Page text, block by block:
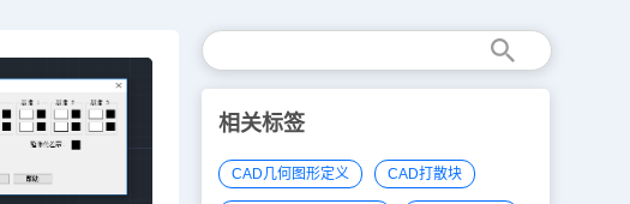
相关标签
CAD几何图形定义 CAD打散块